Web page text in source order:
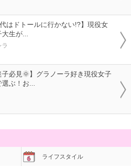
はドトールに行かない!?】現役女
生が...
ラ
子必見🌞】グラノーラ好き現役女子
選ぶ！お...
ライフスタイル